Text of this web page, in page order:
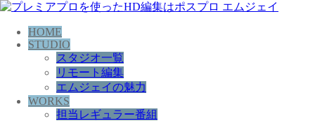
HOME
STUDIO
スタジオ一覧
リモート編集
エムジェイの魅力
WORKS
担当レギュラー番組